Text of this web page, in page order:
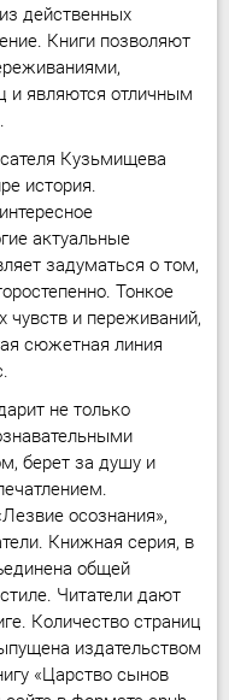
действенных
Книги позволяют
и являются отличным
Кузьмищева
история.
актуальные
задуматься о том,
Тонкое
чувств и переживаний,
сюжетная линия
не только
берет за душу и
осознания»,
Книжная серия, в
общей
Читатели дают
Количество страниц
издательством
«Царство сынов